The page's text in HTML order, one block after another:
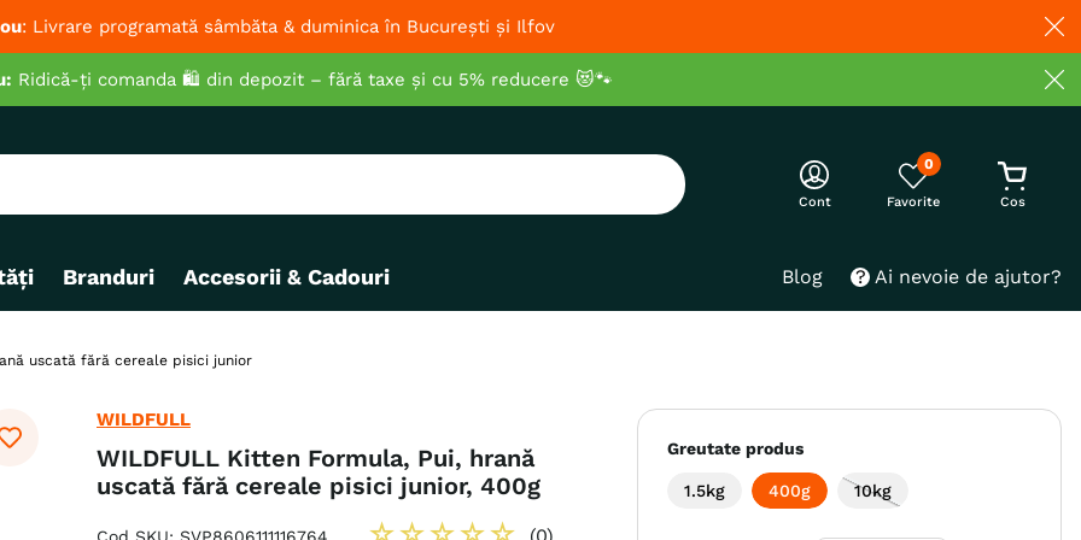
: Livrare programată sâmbăta & duminica în București și Ilfov
Ridică-ți comanda 🛍️ din depozit – fără taxe și cu 5% reducere 😻🐾
Cont
0
Branduri Accesorii & Cadouri Blog Ai nevoie de ajutor?
uscată fără cereale pisici junior
WILDFULL
WILDFULL Kitten Formula, Pui, hrană
uscată fără cereale pisici junior, 400g
Cod SKU: SVP8606111116764 (0)
Greutate produs
1.5kg 400g 10kg